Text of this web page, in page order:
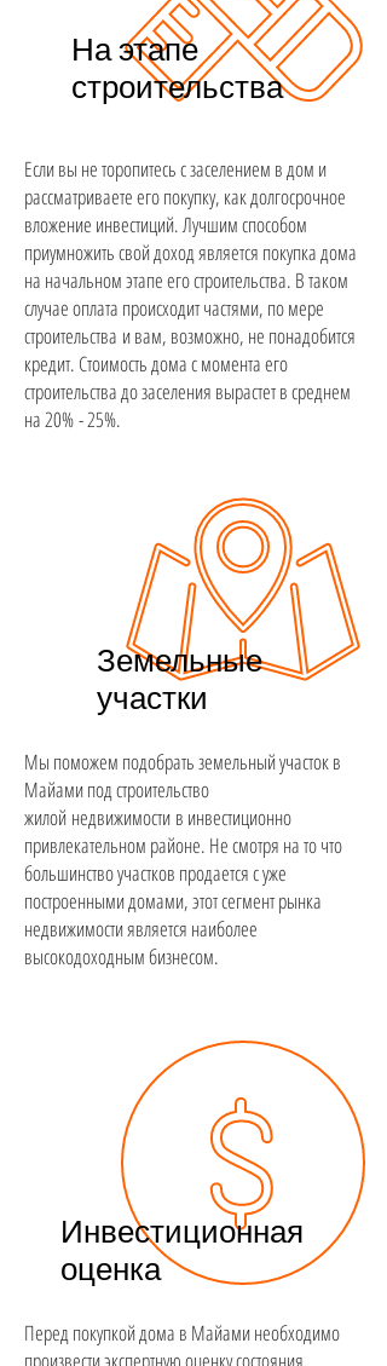
На этапе
строительства
Если вы не торопитесь с заселением в дом и
рассматриваете его покупку, как долгосрочное
вложение инвестиций. Лучшим способом
приумножить свой доход является покупка дома
на начальном этапе его строительства. В таком
случае оплата происходит частями, по мере
строительства и вам, возможно, не понадобится
кредит. Стоимость дома с момента его
строительства до заселения вырастет в среднем
на 20% - 25%.
Земельные
участки
Мы поможем подобрать земельный участок в
Майами под строительство
жилой недвижимости в инвестиционно
привлекательном районе. Не смотря на то что
большинство участков продается с уже
построенными домами, этот сегмент рынка
недвижимости является наиболее
высокодоходным бизнесом.
Инвестиционная
оценка
Перед покупкой дома в Майами необходимо